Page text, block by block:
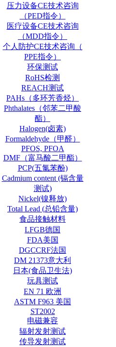
压力设备CE技术咨询
（PED指令）
医疗设备CE技术咨询
（MDD指令）
个人防护CE技术咨询（
PPE指令）
环保测试
RoHS检测
REACH测试
PAHs（多环芳香烃）
Phthalates（邻苯二甲酸
酯）
Halogen(卤素)
Formaldehyde（甲醛）
PFOS, PFOA
DMF（富马酸二甲酯）
PCP(五氯苯酚)
Cadmium content (镉含量
测试)
Nickel(镍释放)
Total Lead (总铅含量)
食品接触材料
LFGB德国
FDA美国
DGCCRF法国
DM 21373意大利
日本(食品卫生法)
玩具测试
EN 71 欧洲
ASTM F963 美国
ST2002
电磁兼容
辐射发射测试
传导发射测试